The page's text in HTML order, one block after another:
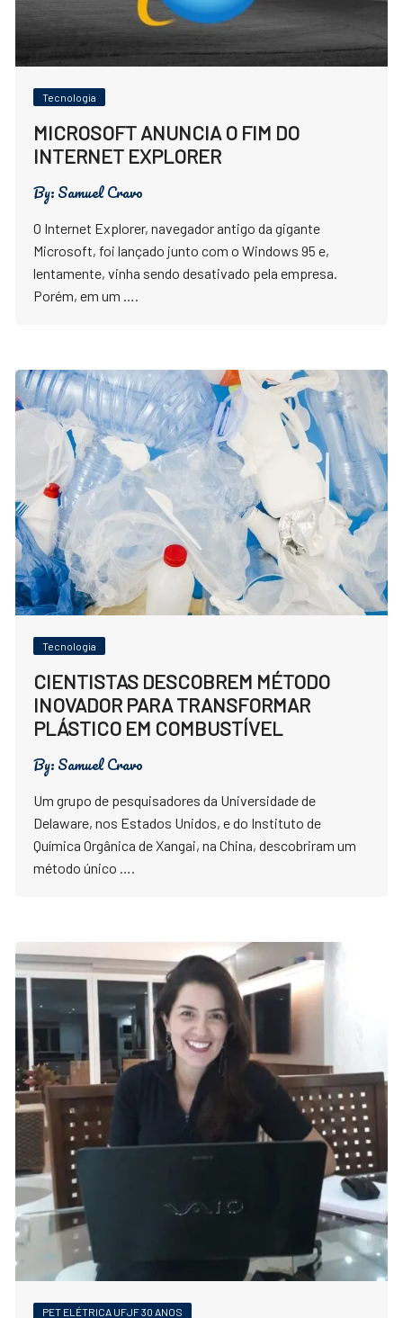
Tecnologia
MICROSOFT ANUNCIA O FIM DO
INTERNET EXPLORER
By:Samuel Cravo
O Internet Explorer, navegador antigo da gigante
Microsoft, foi lançado junto com o Windows 95 e,
lentamente, vinha sendo desativado pela empresa.
Porém, em um ….
Tecnologia
CIENTISTAS DESCOBREM MÉTODO
INOVADOR PARA TRANSFORMAR
PLÁSTICO EM COMBUSTÍVEL
By:Samuel Cravo
Um grupo de pesquisadores da Universidade de
Delaware, nos Estados Unidos, e do Instituto de
Química Orgânica de Xangai, na China, descobriram um
método único ….
PET ELÉTRICA UFJF 30 ANOS